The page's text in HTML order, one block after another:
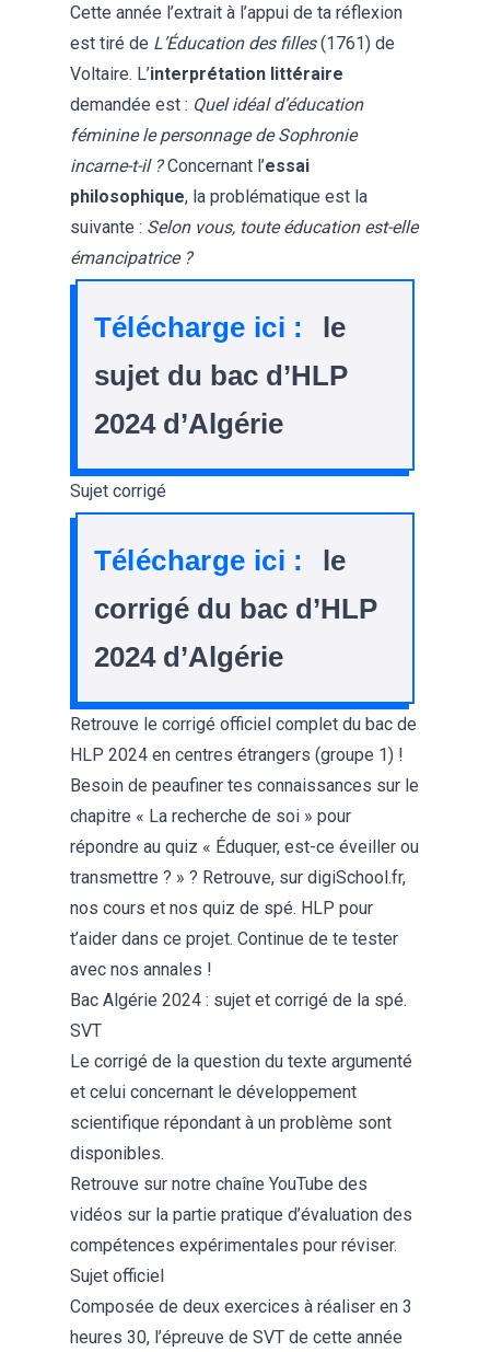
Cette année l’extrait à l’appui de ta réflexion
est tiré de L’Éducation des filles(1761) de
Voltaire. L’interprétation littéraire
demandée est : Quel idéal d’éducation
féminine le personnage de Sophronie
incarne-t-il ?Concernant l’essai
philosophique, la problématique est la
suivante : Selon vous, toute éducation est-elle
émancipatrice ?
Télécharge ici :
le
sujet du bac d’HLP
2024 d’Algérie
Sujet corrigé
Télécharge ici :
le
corrigé du bac d’HLP
2024 d’Algérie
Retrouve le corrigé officiel complet du bac de
HLP 2024 en centres étrangers (groupe 1) !
Besoin de peaufiner tes connaissances sur le
chapitre « La recherche de soi » pour
répondre au quiz « Éduquer, est-ce éveiller ou
transmettre ? » ? Retrouve, sur digiSchool.fr,
nos cours et nos quiz de spé. HLP pour
t’aider dans ce projet. Continue de te tester
avec nos annales !
Bac Algérie 2024 : sujet et corrigé de la spé.
SVT
Le corrigé de la question du texte argumenté
et celui concernant le développement
scientifique répondant à un problème sont
disponibles.
Retrouve sur notre chaîne YouTube des
vidéos sur la partie pratique d’évaluation des
compétences expérimentales pour réviser.
Sujet officiel
Composée de deux exercices à réaliser en 3
heures 30, l’épreuve de SVT de cette année